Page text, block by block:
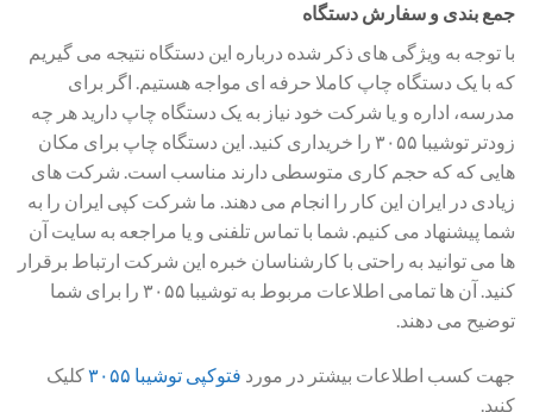
جمع بندی و سفارش دستگاه
با توجه به ویژگی های ذکر شده درباره این دستگاه نتیجه می گیریم
که با یک دستگاه چاپ کاملا حرفه ای مواجه هستیم. اگر برای
مدرسه، اداره و یا شرکت خود نیاز به یک دستگاه چاپ دارید هر چه
زودتر توشیبا ۳۰۵۵ را خریداری کنید. این دستگاه چاپ برای مکان
هایی که که حجم کاری متوسطی دارند مناسب است. شرکت های
زیادی در ایران این کار را انجام می دهند. ما شرکت کپی ایران را به
شما پیشنهاد می کنیم. شما با تماس تلفنی و یا مراجعه به سایت آن
ها می توانید به راحتی با کارشناسان خبره این شرکت ارتباط برقرار
کنید. آن ها تمامی اطلاعات مربوط به توشیبا ۳۰۵۵ را برای شما
توضیح می دهند.
جهت کسب اطلاعات بیشتر در مورد فتوکپی توشیبا ۳۰۵۵
کلیک
کنید.